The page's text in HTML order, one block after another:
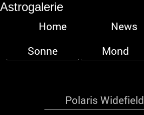
Astrogalerie
Home News
Sonne
Mond
Polaris Widefield